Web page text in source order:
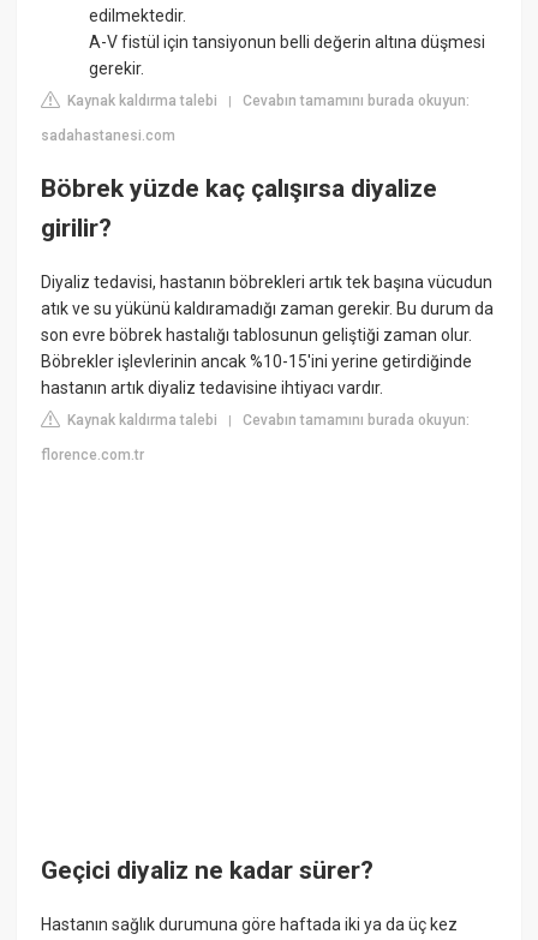
edilmektedir.
A-V fistül için tansiyonun belli değerin altına düşmesi
gerekir.
Kaynak kaldırma talebi |Cevabın tamamını burada okuyun:
sadahastanesi.com
Böbrek yüzde kaç çalışırsa diyalize
girilir?
Diyaliz tedavisi, hastanın böbrekleri artık tek başına vücudun
atık ve su yükünü kaldıramadığı zaman gerekir. Bu durum da
son evre böbrek hastalığı tablosunun geliştiği zaman olur.
Böbrekler işlevlerinin ancak %10-15'ini yerine getirdiğinde
hastanın artık diyaliz tedavisine ihtiyacı vardır.
Kaynak kaldırma talebi |Cevabın tamamını burada okuyun:
florence.com.tr
Geçici diyaliz ne kadar sürer?
Hastanın sağlık durumuna göre haftada iki ya da üç kez